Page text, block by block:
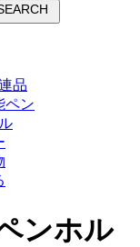
品
ペン
ンホル